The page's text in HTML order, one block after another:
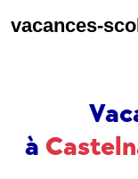
vacances-
à